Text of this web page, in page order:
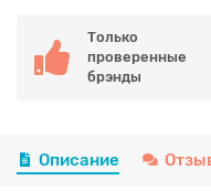
Только
проверенные
брэнды
Описание